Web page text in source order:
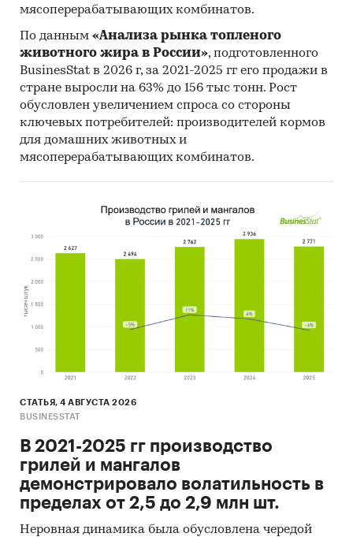
Материалы Всемирного банка (World Bank).
Материалы ВТО (World Trade Organization).
Материалы Организации экономического
сотрудничества и развития (Organization for
Economic Cooperation and Development).
Материалы International Trade Centre.
Материалы Index Mundi.
Research Group.
Объем и структура выборки
Процедура контент-анализа документов не
предполагает расчета объема выборочной
совокупности. Обработке и анализу подлежат
все доступные исследователю документы.
Категории:
оборудование
Россия
Волоконные непрерывные лазеры для
промышленной обработки
мясоперерабатывающих комбинатов.
По данным «Анализа рынка топленого
животного жира в России», подготовленного
BusinesStat в 2026 г, за 2021-2025 гг его продажи в
стране выросли на 63% до 156 тыс тонн. Рост
обусловлен увеличением спроса со стороны
ключевых потребителей: производителей кормов
для домашних животных и
мясоперерабатывающих комбинатов.
СТАТЬЯ, 4 АВГУСТА 2026
BUSINESSTAT
В 2021-2025 гг производство
грилей и мангалов
демонстрировало волатильность в
пределах от 2,5 до 2,9 млн шт.
Неровная динамика была обусловлена чередой